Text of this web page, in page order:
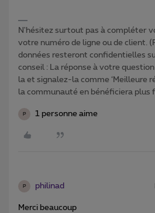
N'hésitez surtout pas à compléter
votre numéro de ligne ou de client.
données resteront confidentielles
conseil : La réponse à votre
la et signalez-la comme ‘Meilleure
la communauté en bénéficiera plus
P 1 personne aime
P philinad
Merci beaucoup